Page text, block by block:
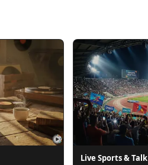
Live Sports & Talk